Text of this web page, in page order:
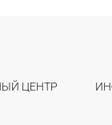
ЦЕНТР